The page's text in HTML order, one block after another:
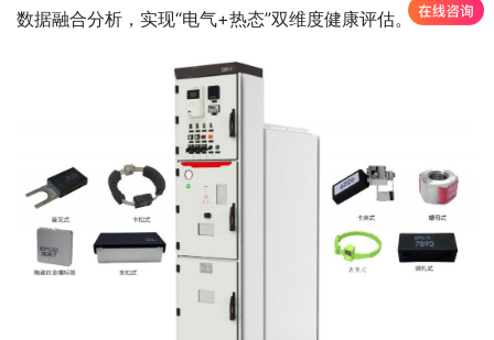
数据融合分析，实现“电气+热态”双维度健康评估。